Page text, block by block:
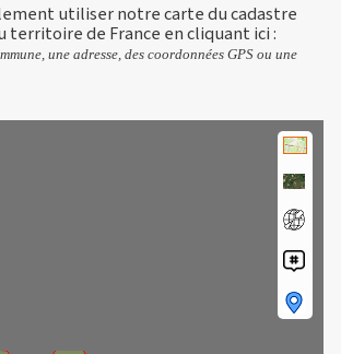
utiliser notre carte du cadastre
territoire de France encliquant ici:
une adresse, des coordonnées GPS ou une